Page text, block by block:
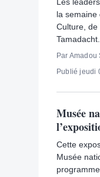
la semaine
Culture, de
Tamadacht..
Par Amadou
Publié jeudi
Musée
Cette
Musée